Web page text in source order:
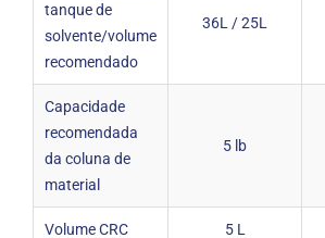
tanque de
solvente/volume
recomendado
36L / 25L
Capacidade
recomendada
da coluna de
material
5 lb
Volume CRC 5 L